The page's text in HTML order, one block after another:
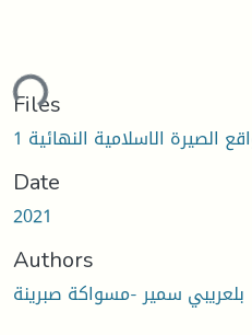
Files
Date
2021
Authors
بلعریبي سمیر -مسواكة صبرینة